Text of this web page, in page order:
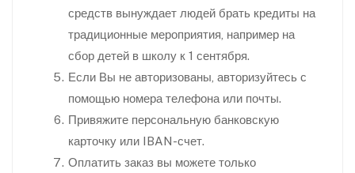
средств вынуждает людей брать кредиты на
традиционные мероприятия, например на
сбор детей в школу к 1 сентября.
Если Вы не авторизованы, авторизуйтесь с
помощью номера телефона или почты.
Привяжите персональную банковскую
карточку или IBAN-счет.
Оплатить заказ вы можете только